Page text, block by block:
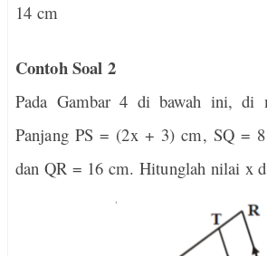
14 cm
Contoh Soal 2
Pada Gambar 4 di bawah ini, di
Panjang PS = (2x + 3) cm, SQ =
dan QR = 16 cm. Hitunglah nilai x